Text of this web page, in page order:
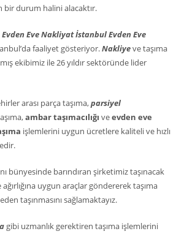
durum halini alacaktır.
Eve Nakliyat İstanbul Evden Eve
faaliyet gösteriyor.Nakliyeve taşıma
ekibimiz ile 26 yıldır sektöründe lider
arası parça taşıma,parsiyel
ambar taşımacılığı veevden eve
işlemlerini uygun ücretlere kaliteli ve hızlı
bünyesinde barındıran şirketimiz taşınacak
uygun araçlar göndererek taşıma
taşınmasını sağlamaktayız.
gibi uzmanlık gerektiren taşıma işlemlerini